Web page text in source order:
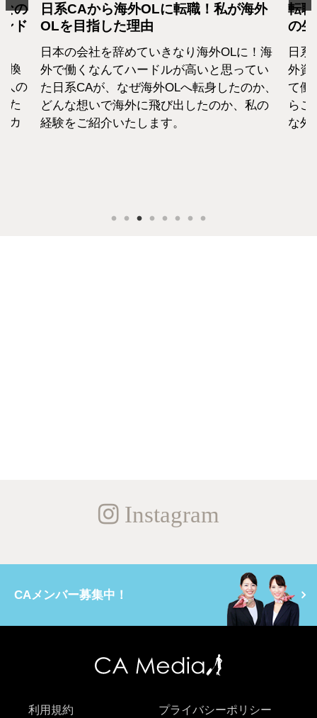
！私が海外
海外OLに！海
いと思ってい
転身したのか、
たのか、私の
転職・社会人経験ありの外資系CA
の生活設計はどうなってる？
日系エアラインと違い新卒での募集が
外資系のエアラインは、すでに社会人
て働いた経験をもつCAがほぼすべて。
らこそ、それぞれの考えも違います。
な外資系CAのお金事情をお話します。
Instagram
CAメンバー募集中！
利用規約 プライバシーポリシー